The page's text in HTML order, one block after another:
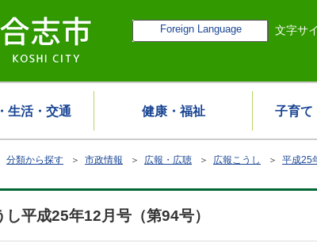
Foreign Language 文字サ
生活・交通 健康・福祉 子育て
分類から探す ＞ 市政情報 ＞ 広報・広聴 ＞ 広報こうし ＞ 平成25
し平成25年12月号（第94号）